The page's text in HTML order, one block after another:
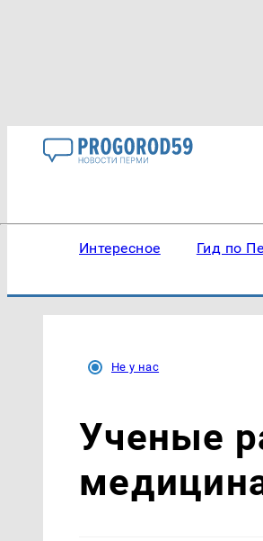
Интересное Гид по
Не у нас
Ученые